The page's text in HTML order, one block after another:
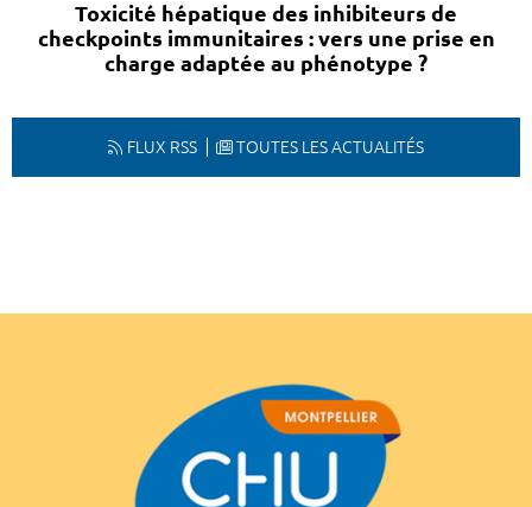
Toxicité hépatique des inhibiteurs de
checkpoints immunitaires : vers une prise en
charge adaptée au phénotype ?
FLUX RSS TOUTES LES ACTUALITÉS